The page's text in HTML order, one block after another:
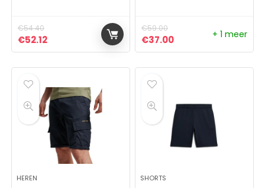
€54.40
Oorspronkelijke prijs was: €54.40.
€52.12Huidige prijs is: €52.12.
€59.00
Oorspronkelijke prijs
€37.00Huidige prijs is:
+ 1 meer
HEREN SHORTS